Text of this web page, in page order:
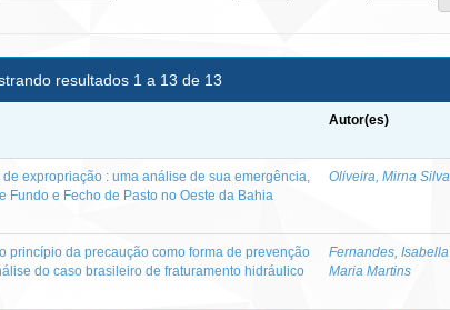
resultados 1 a 13 de 13
Autor(es)
expropriação : uma análise de sua emergência,
e Fecho de Pasto no Oeste da Bahia
Oliveira, Mirna Silva
princípio da precaução como forma de prevenção
do caso brasileiro de fraturamento hidráulico
Fernandes, Isabella
Maria Martins